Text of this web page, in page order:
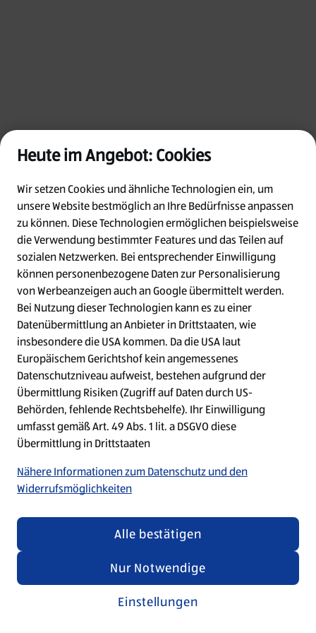
Oops!
Something went wrong. Please try refreshing
the app
Refresh
Heute im Angebot: Cookies
Wir setzen Cookies und ähnliche Technologien ein, um
unsere Website bestmöglich an Ihre Bedürfnisse anpassen
zu können. Diese Technologien ermöglichen beispielsweise
die Verwendung bestimmter Features und das Teilen auf
sozialen Netzwerken. Bei entsprechender Einwilligung
können personenbezogene Daten zur Personalisierung
von Werbeanzeigen auch an Google übermittelt werden.
Bei Nutzung dieser Technologien kann es zu einer
Datenübermittlung an Anbieter in Drittstaaten, wie
insbesondere die USA kommen. Da die USA laut
Europäischem Gerichtshof kein angemessenes
Datenschutzniveau aufweist, bestehen aufgrund der
Übermittlung Risiken (Zugriff auf Daten durch US-
Behörden, fehlende Rechtsbehelfe). Ihr Einwilligung
umfasst gemäß Art. 49 Abs. 1 lit. a DSGVO diese
Übermittlung in Drittstaaten
Nähere Informationen zum Datenschutz und den
Widerrufsmöglichkeiten
Einstellungen
Nur Notwendige
Alle bestätigen